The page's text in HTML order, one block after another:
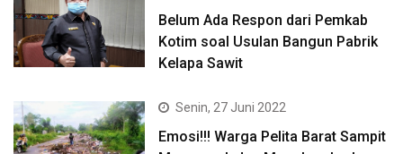
Belum Ada Respon dari Pemkab
Kotim soal Usulan Bangun Pabrik
Kelapa Sawit
Senin, 27 Juni 2022
Emosi!!! Warga Pelita Barat Sampit